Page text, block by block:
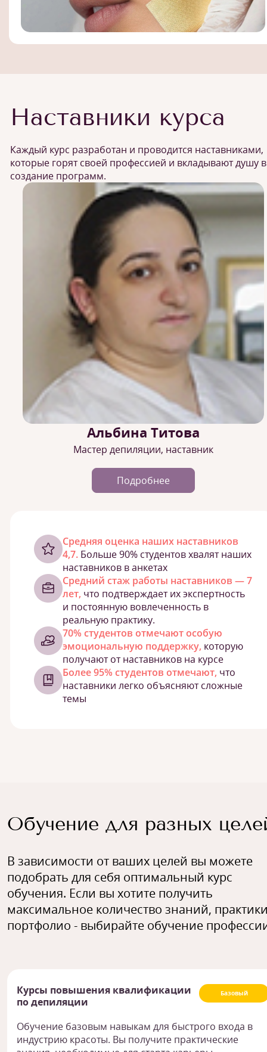
Наставники курса
Каждый курс разработан и проводится наставниками,
которые горят своей профессией и вкладывают душу в
создание программ.
Альбина Титова
Мастер депиляции, наставник
Подробнее
Cредняя оценка наших наставников
4,7. Больше 90% студентов хвалят наших
наставников в анкетах
Средний стаж работы наставников — 7
лет, что подтверждает их экспертность
и постоянную вовлеченность в
реальную практику.
70% студентов отмечают особую
эмоциональную поддержку, которую
получают от наставников на курсе
Более 95% студентов отмечают, что
наставники легко объясняют сложные
темы
Обучение для разных
В зависимости от ваших целей вы можете
подобрать для себя оптимальный курс
обучения. Если вы хотите получить
максимальное количество знаний,
портфолио - выбирайте обучение
Базовый
Курсы повышения квалификации
по депиляции
Обучение базовым навыкам для быстрого входа в
индустрию красоты. Вы получите практические